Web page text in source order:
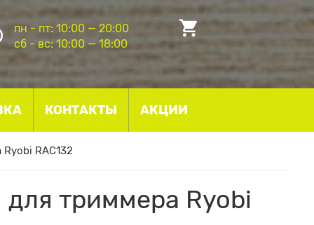
пн - пт: 10:00 — 20:00
сб - вс: 10:00 — 18:00
КОНТАКТЫ АКЦИИ
RAC132
триммера Ryobi